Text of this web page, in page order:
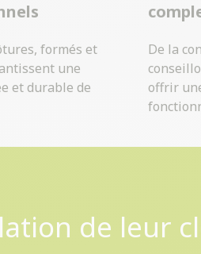
formés et
une
et durable de
De la
offrir
de leur